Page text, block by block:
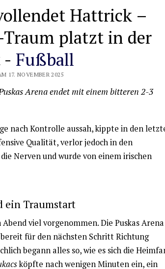
Hattrick –
platzt in der
- Fußball
17. NOVEMBER 2025
Arena endet mit einem bitteren 2-3
nach Kontrolle aussah, kippte in den
Qualität, verlor jedoch in den
Nerven und wurde von einem irischen
ein Traumstart
viel vorgenommen. Die Puskas Arena
für den nächsten Schritt Richtung
begann alles so, wie es sich die
köpfte nach wenigen Minuten ein, ein